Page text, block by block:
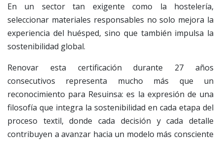
En un sector tan exigente como la hostelería,
seleccionar materiales responsables no solo mejora la
experiencia del huésped, sino que también impulsa la
sostenibilidad global.
Renovar esta certificación durante 27 años
consecutivos representa mucho más que un
reconocimiento para Resuinsa: es la expresión de una
filosofía que integra la sostenibilidad en cada etapa del
proceso textil, donde cada decisión y cada detalle
contribuyen a avanzar hacia un modelo más consciente